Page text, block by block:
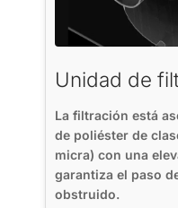
Unidad de
La filtración está
de poliéster de
micra) con una
garantiza el paso
obstruido.